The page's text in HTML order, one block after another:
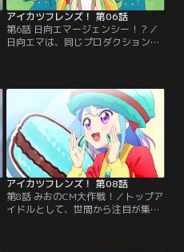
アイカツフレンズ！ 第06話
第6話 日向エマージェンシー！？／
日向エマは、同じプロダクション所
中々周囲と打ち解けられず、戸惑い
の連続。どうやら気になっているこ
とがあるみたいで……？【提供：バ
ンダイチャンネル】
アイカツフレンズ！ 第08話
第8話 みおのCM大作戦！／トップア
イドルとして、世間から注目が集ま